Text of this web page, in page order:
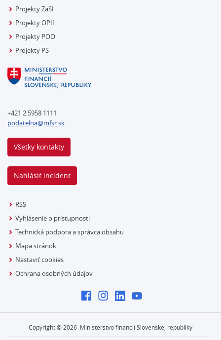
Projekty ZaSI
Projekty OPII
Projekty POO
Projekty PS
+421 2 5958 1111
podatelna@mfsr.sk
Všetky kontakty
Nahlásiť incident
RSS
Vyhlásenie o prístupnosti
Technická podpora a správca obsahu
Mapa stránok
Nastaviť cookies
Ochrana osobných údajov
Copyright © 2026 Ministerstvo financií Slovenskej republiky